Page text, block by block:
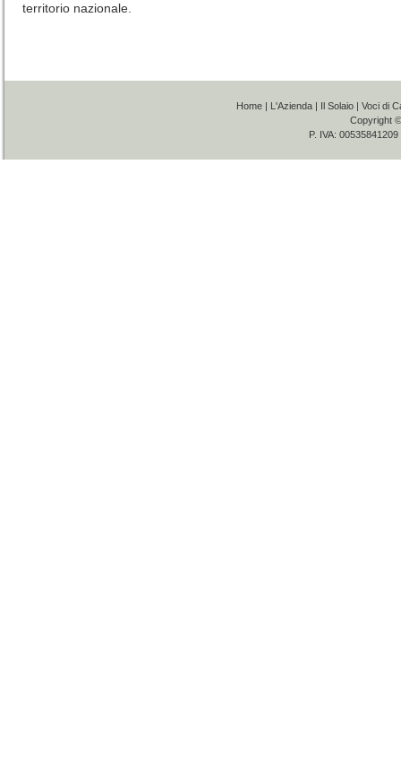
territorio nazionale.
Home | L'Azienda | Il Solaio | Voci di
Copyright
P. IVA: